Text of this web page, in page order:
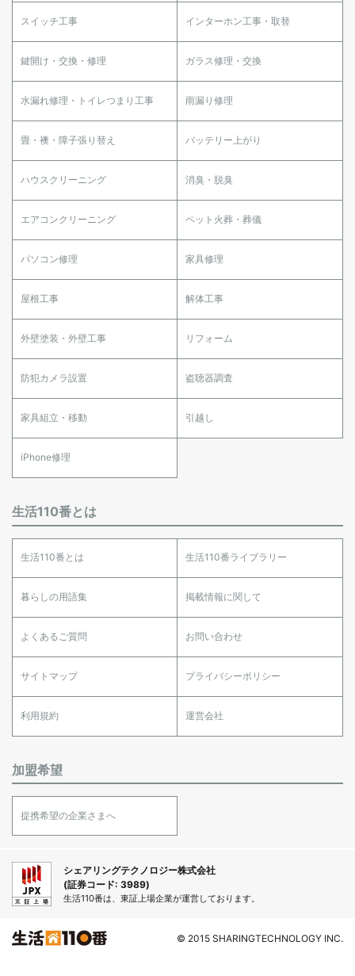
スイッチ工事 インターホン工事・取替
鍵開け・交換・修理 ガラス修理・交換
水漏れ修理・トイレつまり工事 雨漏り修理
畳・襖・障子張り替え バッテリー上がり
ハウスクリーニング 消臭・脱臭
エアコンクリーニング ペット火葬・葬儀
パソコン修理 家具修理
屋根工事 解体工事
外壁塗装・外壁工事 リフォーム
防犯カメラ設置 盗聴器調査
家具組立・移動 引越し
iPhone修理
生活110番とは
生活110番とは 生活110番ライブラリー
暮らしの用語集 掲載情報に関して
よくあるご質問 お問い合わせ
サイトマップ プライバシーポリシー
利用規約 運営会社
加盟希望
提携希望の企業さまへ
シェアリングテクノロジー株式会社
(証券コード: 3989)
生活110番は、東証上場企業が運営しております。
© 2015 SHARINGTECHNOLOGY INC.